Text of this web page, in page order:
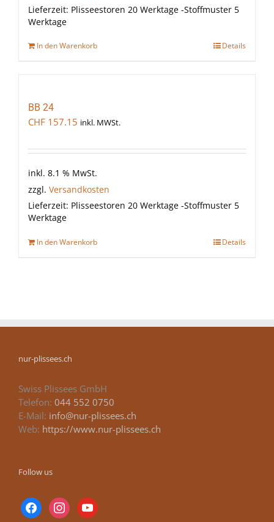
Lieferzeit: Plisseestoren 20 Werktage -Stoffmuster 5
Werktage
In den Warenkorb Details
BB 24
CHF 157.15 inkl. MWSt.
inkl. 8.1 % MwSt.
zzgl. Versandkosten
Lieferzeit: Plisseestoren 20 Werktage -Stoffmuster 5
Werktage
In den Warenkorb Details
nur-plissees.ch
Swiss Plissees GmbH
Telefon: 044 552 0750
E-Mail: info@nur-plissees.ch
Web: https://www.nur-plissees.ch
Follow us
facebookinstagramyoutube